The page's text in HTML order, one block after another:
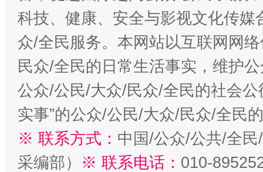
科技、健康、安全与影视文化传
众/全民服务。本网站以互联网网
民众/全民的日常生活事实，维护
公众/公民/大众/民众/全民的社会公
实事”的公众/公民/大众/民众/全民
※ 联系方式： 中国/公众/公共/全
采编部） ※ 联系电话： 010-